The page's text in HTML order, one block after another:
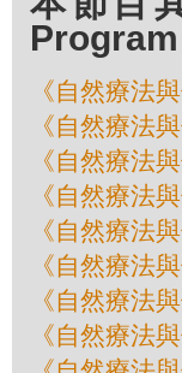
Program
《自然療法
《自然療法
《自然療法
《自然療法
《自然療法
《自然療法
《自然療法
《自然療法